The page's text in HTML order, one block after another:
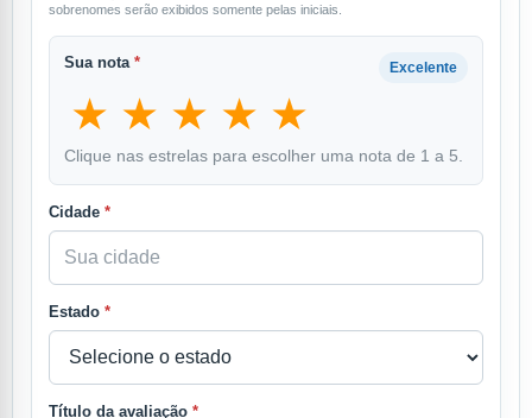
sobrenomes serão exibidos somente pelas iniciais.
Sua nota * Excelente
★
★
★
★
★
Clique nas estrelas para escolher uma nota de 1 a 5.
Cidade *
Estado *
Título da avaliação *